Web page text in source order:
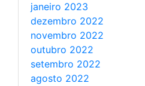
janeiro 2023
dezembro 2022
novembro 2022
outubro 2022
setembro 2022
agosto 2022